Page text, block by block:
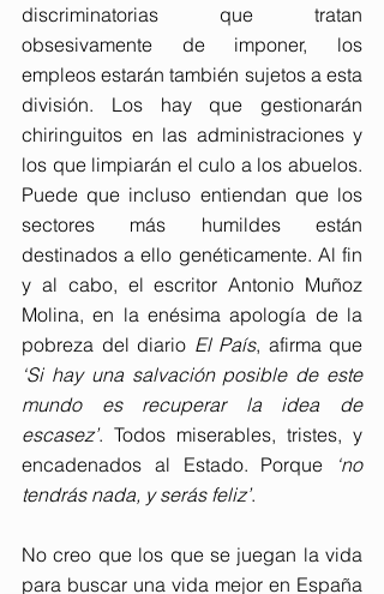
discriminatorias que tratan
obsesivamente de imponer, los
empleos estarán también sujetos a esta
división. Los hay que gestionarán
chiringuitos en las administraciones y
los que limpiarán el culo a los abuelos.
Puede que incluso entiendan que los
sectores más humildes están
destinados a ello genéticamente. Al fin
y al cabo, el escritor Antonio Muñoz
Molina, en la enésima apología de la
pobreza del diario El País
‘Si hay una salvación posible de este
mundo es recuperar la idea de
escasez’. Todos miserables, tristes, y
encadenados al Estado. Porque
‘no
tendrás nada, y serás feliz’.
No creo que los que se juegan la vida
para buscar una vida mejor en España